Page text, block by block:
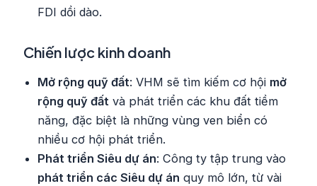
FDI dồi dào.
Chiến lược kinh doanh
Mở rộng quỹ đất: VHM sẽ tìm kiếm cơ hội mở
rộng quỹ đất và phát triển các khu đất tiềm
năng, đặc biệt là những vùng ven biển có
nhiều cơ hội phát triển.
Phát triển Siêu dự án: Công ty tập trung vào
phát triển các Siêu dự án quy mô lớn, từ vài